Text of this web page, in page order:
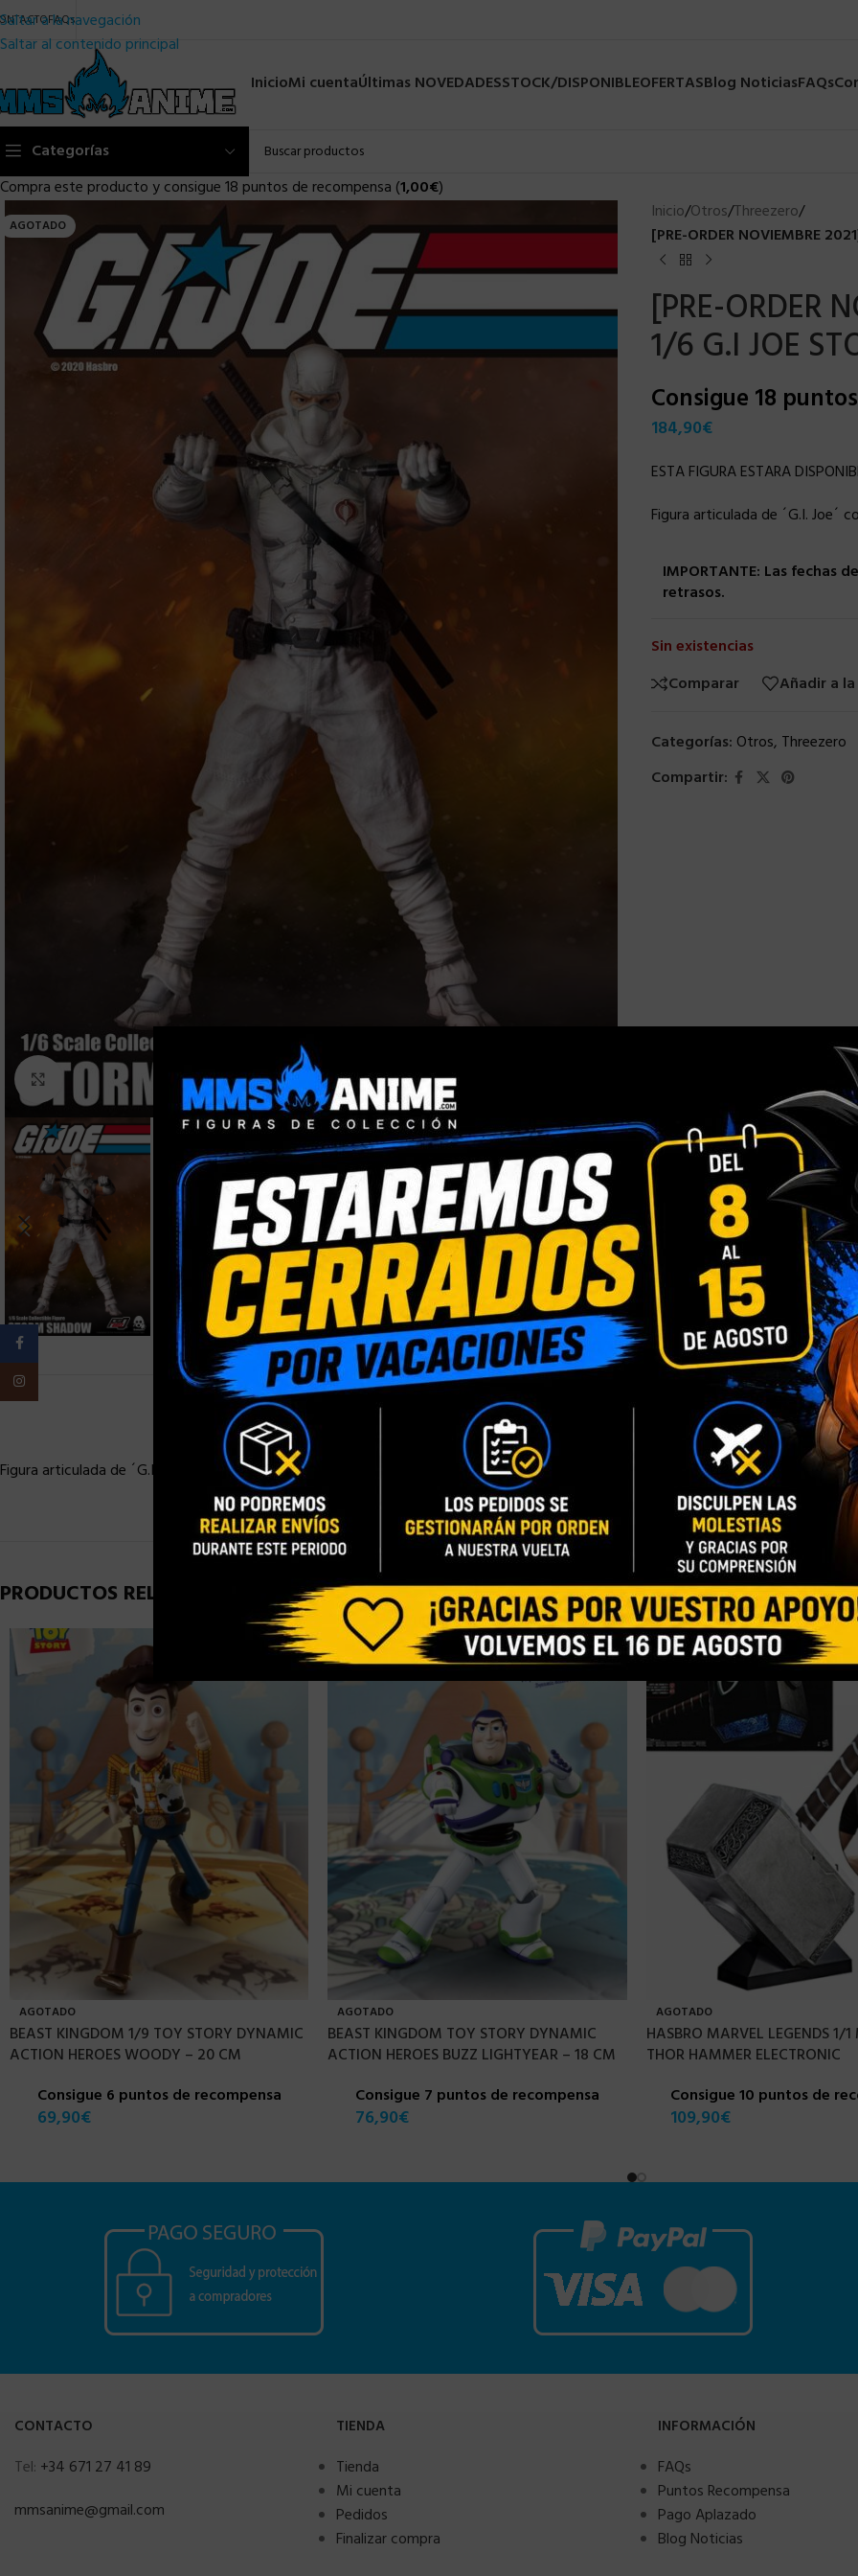
Saltar a la navegación
Saltar al contenido principal
FAQs
InicioMi cuentaÚltimas NOVEDADESSTOCK/DISPONIBLEOFERTASBlog NoticiasFAQs
Categorías
Compra este producto y consigue 18 puntos de recompensa (1,00€)
AGOTADO
Clic para ampliar
Inicio/Otros/Threezero/
[PRE-ORDER NOVIEMBRE
[PRE-ORDER
1/6 G.I JOE
Consigue 18
184,90€
ESTA FIGURA ESTARA
Figura articulada de ´G.I. Joe´
IMPORTANTE: Las fechas
retrasos.
Sin existencias
Comparar
Añadir a
Categorías: Otros, Threezero
Compartir:
DESCRIPCIÓNINFORMACIÓN ADICIONALVALORACIONES (0)
Figura articulada de ´G.I. Joe´ con accesorios, tamaño aprox. 30 cm.
PRODUCTOS RELACIONADOS
AGOTADO
BEAST KINGDOM 1/9 TOY STORY DYNAMIC
ACTION HEROES WOODY – 20 CM
Consigue 6 puntos de recompensa
69,90€
AGOTADO
BEAST KINGDOM TOY STORY DYNAMIC
ACTION HEROES BUZZ LIGHTYEAR – 18 CM
Consigue 7 puntos de recompensa
76,90€
AGOTADO
HASBRO MARVEL LEGENDS 1/
THOR HAMMER ELECTRONIC
Consigue 10 puntos de
109,90€
CONTACTO
Tel: +34 671 27 41 89
mmsanime@gmail.com
TIENDA
Tienda
Mi cuenta
Pedidos
Finalizar compra
INFORMACIÓN
FAQs
Puntos Recompensa
Pago Aplazado
Blog Noticias
Facebook